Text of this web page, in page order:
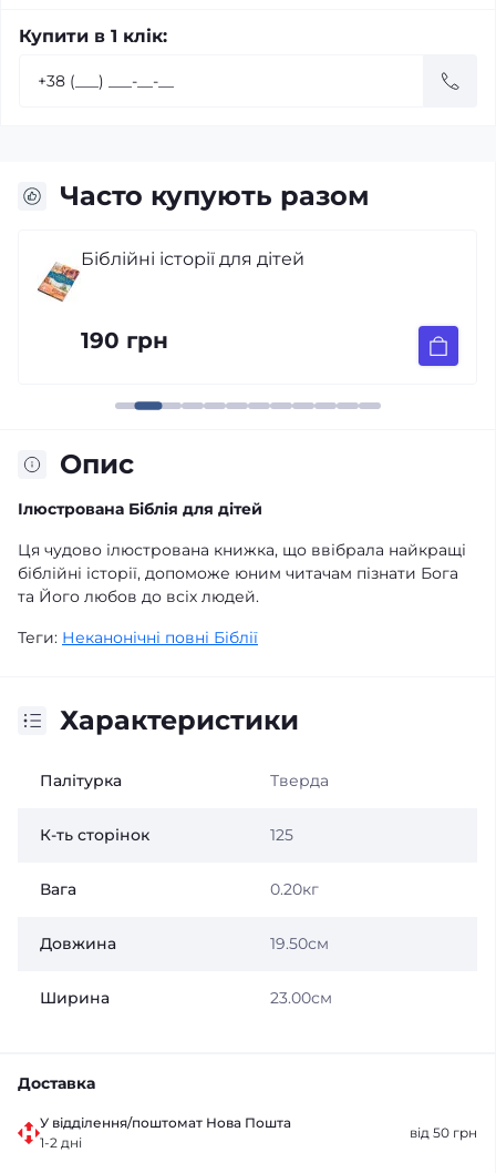
Купити в 1 клік:
Часто купують разом
Біблійні історії для дітей
190 грн
Опис
Ілюстрована Біблія для дітей
Ця чудово ілюстрована книжка, що ввібрала найкращі
біблійні історії, допоможе юним читачам пізнати Бога
та Його любов до всіх людей.
Теги: Неканонічні повні Біблії
Характеристики
Палітурка Тверда
К-ть сторінок 125
Вага 0.20кг
Довжина 19.50см
Ширина 23.00см
Доставка
У відділення/поштомат Нова Пошта
1-2 дні
від 50 грн